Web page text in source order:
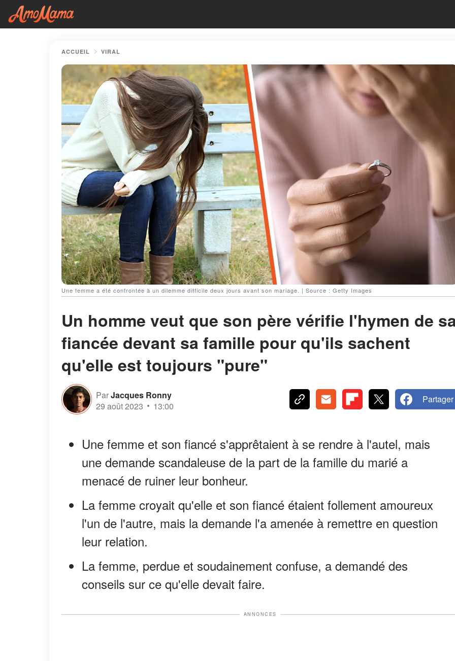
ACCUEIL VIRAL
Une femme a été confrontée à un dilemme difficile deux jours avant son mariage. | Source : Getty Images
Un homme veut que son père vérifie l'hymen de
fiancée devant sa famille pour qu'ils sachent
qu'elle est toujours "pure"
ParJacques Ronny
29 août 2023
13:00
Partager
Une femme et son fiancé s'apprêtaient à se rendre à l'autel, mais
une demande scandaleuse de la part de la famille du marié a
menacé de ruiner leur bonheur.
La femme croyait qu'elle et son fiancé étaient follement amoureux
l'un de l'autre, mais la demande l'a amenée à remettre en question
leur relation.
La femme, perdue et soudainement confuse, a demandé des
conseils sur ce qu'elle devait faire.
ANNONCES